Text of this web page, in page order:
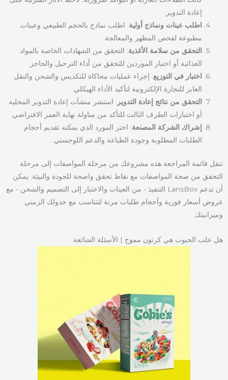
إعادة التدوير.
اطلب عينات ونماذج أولية: اطلب نماذج بالحجم الطبيعي وعينات
مطبوعة لفحص المظهر والمعالجة.
التحقق من سلامة الأغذية: التحقق من الشهادات الخاصة بالمواد
الغذائية أو اختبار الموردين للتحقق من أداء الترحيل والحاجز.
اختبار في التوزيع: إجراء عمليات محاكاة للتكديس والشحن والنقل
العابر للتجارة الإلكترونية لتأكيد الأداء الهيكلي.
التحقق من نتائج إعادة التدوير : استشر منشآت إعادة التدوير المحلية
أو اختبارات الطرف الثالث للتأكد من مناولة نهاية العمر الافتراضي.
إشراك الشركة المصنعة: اختر المورد الذي يمكنه تقديم أحجام
الطلبات المطلوبة وجودة الطباعة والدعم اللوجستي.
تنقل قائمة المراجعة هذه مشروعك من مرحلة المواصفات إلى مرحلة
التحقق من صحة المواصفات مع نقاط تحقق واضحة للجودة والبيئة. يمكن
أن تدعم LansBox التنفيذ - من العينات والاختبار إلى التصميم والشحن - مع
عروض أسعار فورية وأحجام طلبات مرنة لتتناسب مع جدولك الزمني
وميزانيتك.
هل علب الحبوب هي كرتون مموج | الأسئلة الشائعة